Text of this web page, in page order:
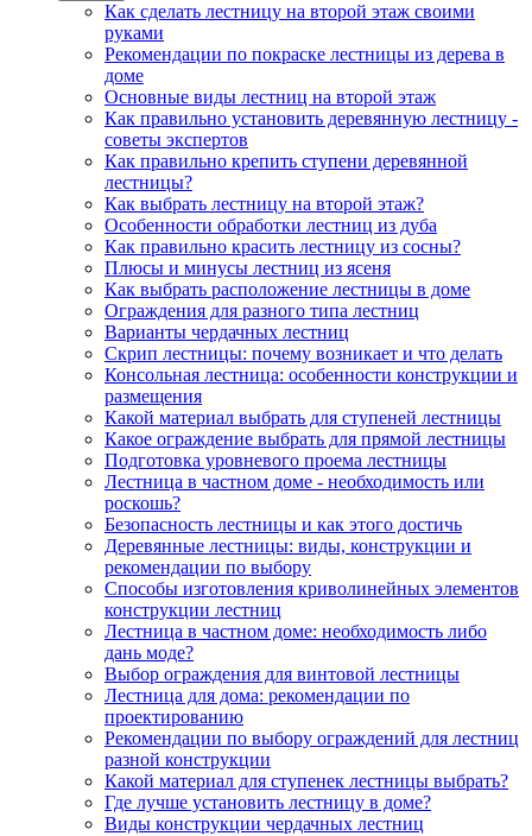
Как сделать лестницу на второй этаж своими
руками
Рекомендации по покраске лестницы из дерева в
доме
Основные виды лестниц на второй этаж
Как правильно установить деревянную лестницу -
советы экспертов
Как правильно крепить ступени деревянной
лестницы?
Как выбрать лестницу на второй этаж?
Особенности обработки лестниц из дуба
Как правильно красить лестницу из сосны?
Плюсы и минусы лестниц из ясеня
Как выбрать расположение лестницы в доме
Ограждения для разного типа лестниц
Варианты чердачных лестниц
Cкрип лестницы: почему возникает и что делать
Консольная лестница: особенности конструкции и
размещения
Какой материал выбрать для ступеней лестницы
Какое ограждение выбрать для прямой лестницы
Подготовка уровневого проема лестницы
Лестница в частном доме - необходимость или
роскошь?
Безопасность лестницы и как этого достичь
Деревянные лестницы: виды, конструкции и
рекомендации по выбору
Способы изготовления криволинейных элементов
конструкции лестниц
Лестница в частном доме: необходимость либо
дань моде?
Выбор ограждения для винтовой лестницы
Лестница для дома: рекомендации по
проектированию
Рекомендации по выбору ограждений для лестниц
разной конструкции
Какой материал для ступенек лестницы выбрать?
Где лучше установить лестницу в доме?
Виды конструкции чердачных лестниц